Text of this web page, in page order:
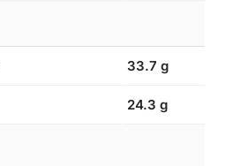
33.7 g
24.3 g